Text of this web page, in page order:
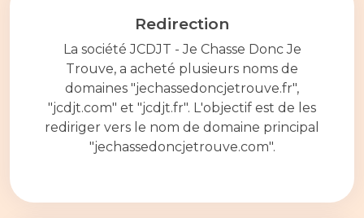
Redirection
La société JCDJT - Je Chasse Donc Je
Trouve, a acheté plusieurs noms de
domaines "jechassedoncjetrouve.fr",
"jcdjt.com" et "jcdjt.fr". L'objectif est de les
rediriger vers le nom de domaine principal
"jechassedoncjetrouve.com".